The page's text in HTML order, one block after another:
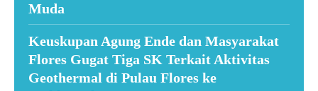
Muda
Keuskupan Agung Ende dan Masyarakat
Flores Gugat Tiga SK Terkait Aktivitas
Geothermal di Pulau Flores ke